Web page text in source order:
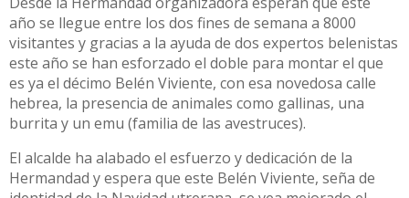
año se llegue entre los dos fines de semana a 8000
visitantes y gracias a la ayuda de dos expertos belenistas
este año se han esforzado el doble para montar el que
es ya el décimo Belén Viviente, con esa novedosa calle
hebrea, la presencia de animales como gallinas, una
burrita y un emu (familia de las avestruces).
El alcalde ha alabado el esfuerzo y dedicación de la
Hermandad y espera que este Belén Viviente, seña de